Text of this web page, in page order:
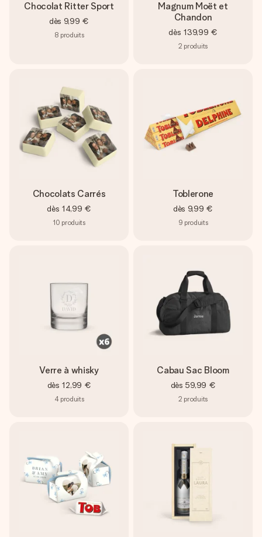
Chocolat Ritter Sport
dès 9,99 €
8 produits
Magnum Moët et
Chandon
dès 139,99 €
2 produits
Chocolats Carrés
dès 14,99 €
10 produits
Toblerone
dès 9,99 €
9 produits
Verre à whisky
dès 12,99 €
4 produits
Cabau Sac Bloom
dès 59,99 €
2 produits